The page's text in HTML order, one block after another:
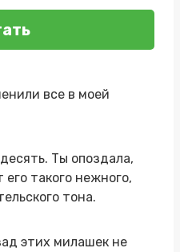
все в моей
Ты опоздала,
такого нежного,
тона.
этих милашек не